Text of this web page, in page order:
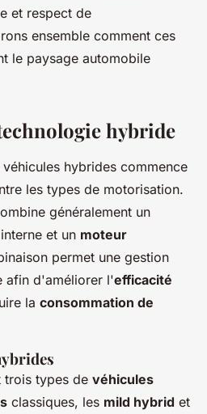
et respect de
ensemble comment ces
le paysage automobile
hybride
hybrides commence
les types de motorisation.
généralement un
interne et un moteur
permet une gestion
afin d'améliorer l'efficacité
la consommation de
trois types de véhicules
classiques, les mild hybrid et